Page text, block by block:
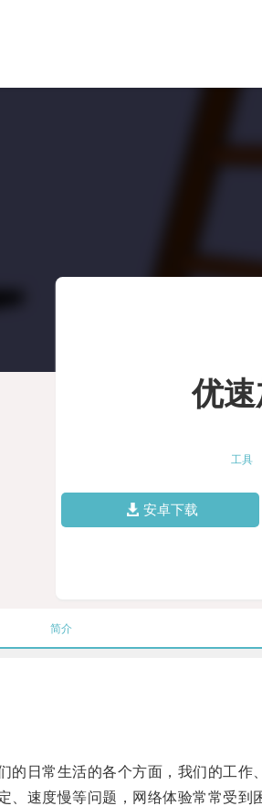
优
工具
安卓下载
简介
日常生活的各个方面，我们的工作
速度慢等问题，网络体验常常受到